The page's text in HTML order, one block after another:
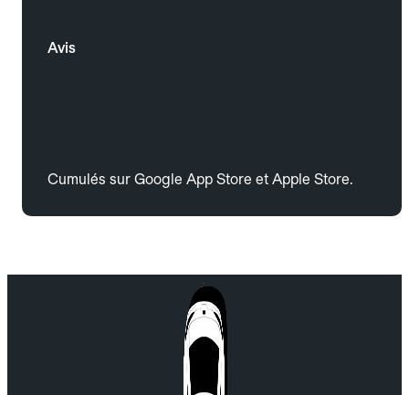
Avis
Cumulés sur Google App Store et Apple Store.